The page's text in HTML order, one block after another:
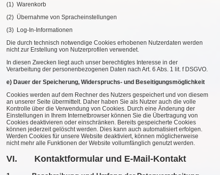
(1) Warenkorb
(2) Übernahme von Spracheinstellungen
(3) Log-In-Informationen
Die durch technisch notwendige Cookies erhobenen Nutzerdaten werden
nicht zur Erstellung von Nutzerprofilen verwendet.
In diesen Zwecken liegt auch unser berechtigtes Interesse in der
Verarbeitung der personenbezogenen Daten nach Art. 6 Abs. 1 lit. f DSGVO.
e) Dauer der Speicherung, Widerspruchs- und Beseitigungsmöglichkeit
Cookies werden auf dem Rechner des Nutzers gespeichert und von diesem
an unserer Seite übermittelt. Daher haben Sie als Nutzer auch die volle
Kontrolle über die Verwendung von Cookies. Durch eine Änderung der
Einstellungen in Ihrem Internetbrowser können Sie die Übertragung von
Cookies deaktivieren oder einschränken. Bereits gespeicherte Cookies
können jederzeit gelöscht werden. Dies kann auch automatisiert erfolgen.
Werden Cookies für unsere Website deaktiviert, können möglicherweise
nicht mehr alle Funktionen der Website vollumfänglich genutzt werden.
VI. Kontaktformular und E-Mail-Kontakt